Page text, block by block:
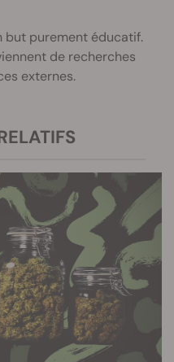
but purement éducatif.
de recherches
externes.